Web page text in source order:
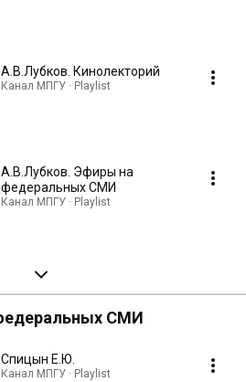
А.В.Лубков. Кинолекторий
Канал МПГУ · Playlist
А.В.Лубков. Эфиры на
федеральных СМИ
Канал МПГУ · Playlist
СМИ
Спицын Е.Ю.
Канал МПГУ · Playlist